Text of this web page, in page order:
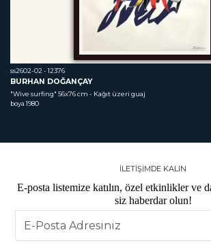
ss2602-02 - 12376
BURHAN DOĞANÇAY
"Wive surfing" 56x76 cm - Kağıt üzeri guaj
boya 1980
İLETİŞİMDE KALIN
E-posta listemize katılın, özel etkinlikler ve
siz haberdar olun!